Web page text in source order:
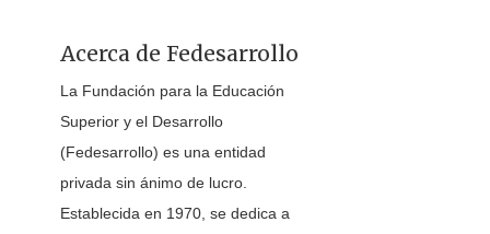
Acerca de Fedesarrollo
La Fundación para la Educación
Superior y el Desarrollo
(Fedesarrollo) es una entidad
privada sin ánimo de lucro.
Establecida en 1970, se dedica a